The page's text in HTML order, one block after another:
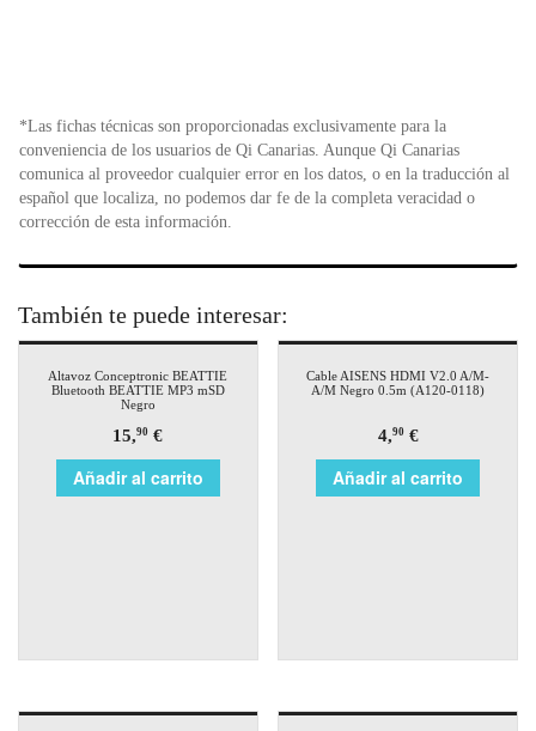
*Las fichas técnicas son proporcionadas exclusivamente para la
conveniencia de los usuarios de Qi Canarias. Aunque Qi Canarias
comunica al proveedor cualquier error en los datos, o en la traducción al
español que localiza, no podemos dar fe de la completa veracidad o
corrección de esta información.
También te puede interesar:
Altavoz Conceptronic BEATTIE
Bluetooth BEATTIE MP3 mSD
Negro
15,90 €
Añadir al carrito
Cable AISENS HDMI V2.0 A/M-
A/M Negro 0.5m (A120-0118)
4,90€
Añadir al carrito